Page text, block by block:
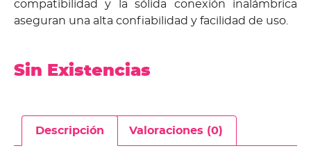
compatibilidad y la sólida conexión inalámbrica
aseguran una alta confiabilidad y facilidad de uso.
Sin Existencias
Descripción Valoraciones (0)